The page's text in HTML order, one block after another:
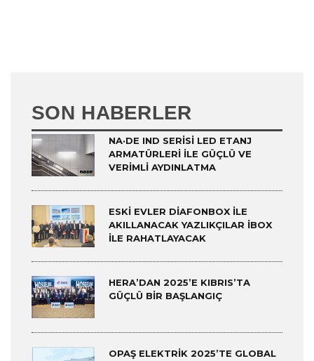
SON HABERLER
NA·DE IND SERISI LED ETANJ
ARMATÜRLERI ILE GÜÇLÜ VE
VERIMLI AYDINLATMA
ESKI EVLER DIAFONBOX ILE
AKILLANACAK YAZLIKÇILAR IBOX
ILE RAHATLAYACAK
HERA’DAN 2025’E KIBRIS’TA
GÜÇLÜ BIR BAŞLANGIÇ
OPAŞ ELEKTRIK 2025’TE GLOBAL